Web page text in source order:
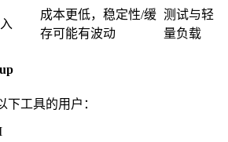
成本更低，稳定性/缓
存可能有波动
测试与轻
量负载
工具的用户：